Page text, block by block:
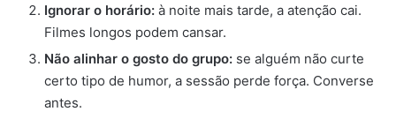
Ignorar o horário: à noite mais tarde, a atenção cai.
Filmes longos podem cansar.
Não alinhar o gosto do grupo: se alguém não curte
certo tipo de humor, a sessão perde força. Converse
antes.